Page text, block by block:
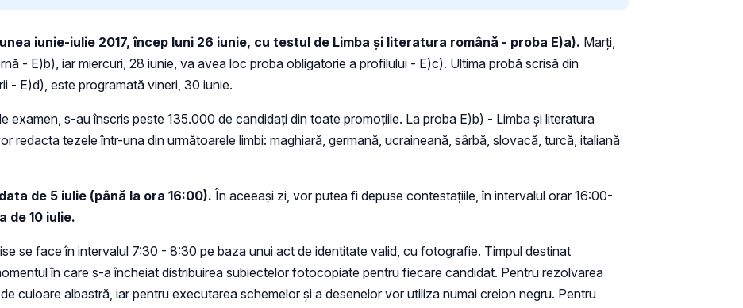
iunie-iulie 2017, încep luni 26 iunie, cu testul de Limba şi literatura română - proba E)a). Marţi,
- E)b), iar miercuri, 28 iunie, va avea loc proba obligatorie a profilului - E)c). Ultima probă scrisă din
- E)d), este programată vineri, 30 iunie.
examen, s-au înscris peste 135.000 de candidaţi din toate promoţiile. La proba E)b) - Limba şi literatura
redacta tezele într-una din următoarele limbi: maghiară, germană, ucraineană, sârbă, slovacă, turcă, italiană
de 5 iulie (până la ora 16:00). În aceeaşi zi, vor putea fi depuse contestaţiile, în intervalul orar 16:00-
de 10 iulie.
se face în intervalul 7:30 - 8:30 pe baza unui act de identitate valid, cu fotografie. Timpul destinat
în care s-a încheiat distribuirea subiectelor fotocopiate pentru fiecare candidat. Pentru rezolvarea
culoare albastră, iar pentru executarea schemelor şi a desenelor vor utiliza numai creion negru. Pentru